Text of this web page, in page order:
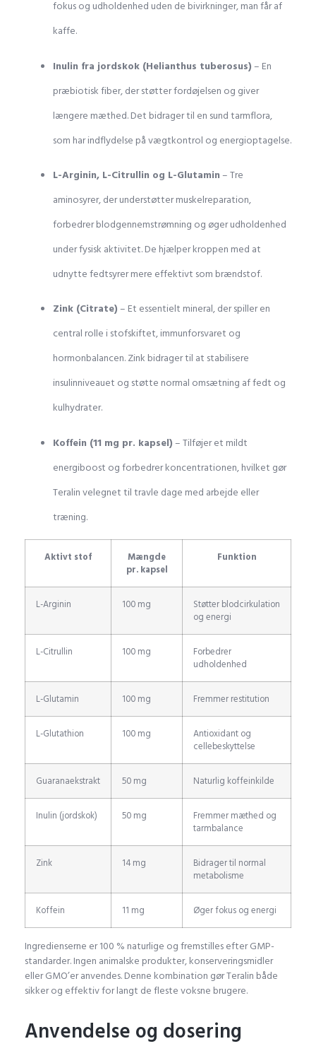
fokus og udholdenhed uden de bivirkninger, man får af
kaffe.
Inulin fra jordskok (Helianthus tuberosus)– En
præbiotisk fiber, der støtter fordøjelsen og giver
længere mæthed. Det bidrager til en sund tarmflora,
som har indflydelse på vægtkontrol og energioptagelse.
L-Arginin, L-Citrullin og L-Glutamin– Tre
aminosyrer, der understøtter muskelreparation,
forbedrer blodgennemstrømning og øger udholdenhed
under fysisk aktivitet. De hjælper kroppen med at
udnytte fedtsyrer mere effektivt som brændstof.
Zink (Citrate)– Et essentielt mineral, der spiller en
central rolle i stofskiftet, immunforsvaret og
hormonbalancen. Zink bidrager til at stabilisere
insulinniveauet og støtte normal omsætning af fedt og
kulhydrater.
Koffein (11 mg pr. kapsel)– Tilføjer et mildt
energiboost og forbedrer koncentrationen, hvilket gør
Teralin velegnet til travle dage med arbejde eller
træning.
Aktivt stof
Mængde
pr. kapsel
Funktion
L-Arginin 100 mg
Støtter blodcirkulation
og energi
L-Citrullin 100 mg
Forbedrer
udholdenhed
L-Glutamin 100 mg Fremmer restitution
L-Glutathion 100 mg
Antioxidant og
cellebeskyttelse
Guaranaekstrakt 50 mg Naturlig koffeinkilde
Inulin (jordskok) 50 mg
Fremmer mæthed og
tarmbalance
Zink 14 mg
Bidrager til normal
metabolisme
Koffein 11 mg Øger fokus og energi
Ingredienserne er 100 % naturlige og fremstilles efter GMP-
standarder. Ingen animalske produkter, konserveringsmidler
eller GMO’er anvendes. Denne kombination gør Teralin både
sikker og effektiv for langt de fleste voksne brugere.
Anvendelse og dosering